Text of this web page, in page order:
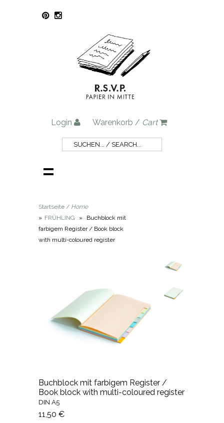
Login Warenkorb / Cart
Startseite / Home
» FRÜHLING »
Buchblock mit
farbigem Register / Book block
with multi-coloured register
Buchblock mit farbigem Register /
Book block with multi-coloured register
DIN A5
11,50 €